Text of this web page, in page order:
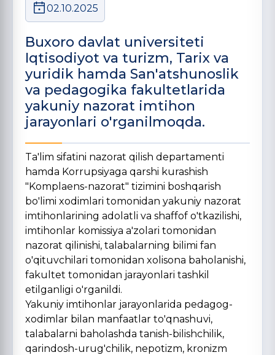
02.10.2025
Buxoro davlat universiteti
Iqtisodiyot va turizm, Tarix va
yuridik hamda San'atshunoslik
va pedagogika fakultetlarida
yakuniy nazorat imtihon
jarayonlari o'rganilmoqda.
Ta'lim sifatini nazorat qilish departamenti
hamda Korrupsiyaga qarshi kurashish
"Komplaens-nazorat" tizimini boshqarish
bo'limi xodimlari tomonidan yakuniy nazorat
imtihonlarining adolatli va shaffof o'tkazilishi,
imtihonlar komissiya a'zolari tomonidan
nazorat qilinishi, talabalarning bilimi fan
o'qituvchilari tomonidan xolisona baholanishi,
fakultet tomonidan jarayonlari tashkil
etilganligi o'rganildi.
Yakuniy imtihonlar jarayonlarida pedagog-
xodimlar bilan manfaatlar to'qnashuvi,
talabalarni baholashda tanish-bilishchilik,
qarindosh-urug'chilik, nepotizm, kronizm